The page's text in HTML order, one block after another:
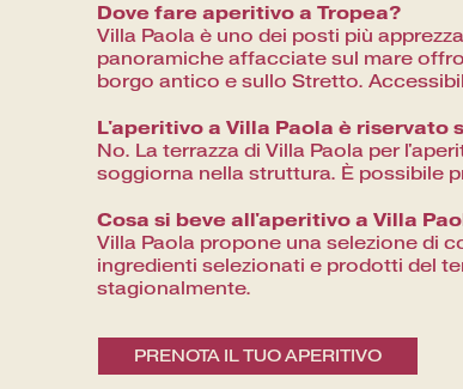
Dove fare aperitivo a Tropea?
Villa Paola è uno dei posti più
panoramiche affacciate sul mare
borgo antico e sullo Stretto.
L'aperitivo a Villa Paola è riservato
No. La terrazza di Villa Paola per
soggiorna nella struttura. È possibile
Cosa si beve all'aperitivo a Villa
Villa Paola propone una selezione di
ingredienti selezionati e prodotti del
stagionalmente.
PRENOTA IL TUO APERITIVO